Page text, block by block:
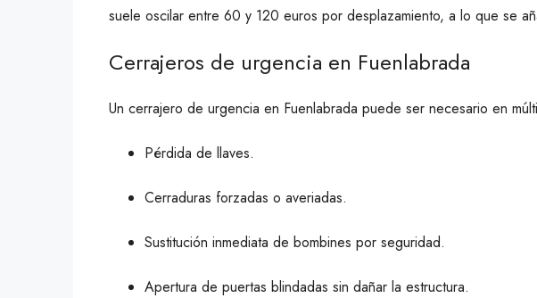
suele oscilar entre 60 y 120 euros por desplazamiento, a lo que se
Cerrajeros de urgencia en Fuenlabrada
Un cerrajero de urgencia en Fuenlabrada puede ser necesario en
Pérdida de llaves.
Cerraduras forzadas o averiadas.
Sustitución inmediata de bombines por seguridad.
Apertura de puertas blindadas sin dañar la estructura.